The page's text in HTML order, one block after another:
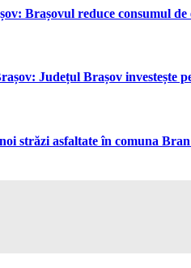
Brașovul reduce consumul
Județul Brașov investește
străzi asfaltate în comuna